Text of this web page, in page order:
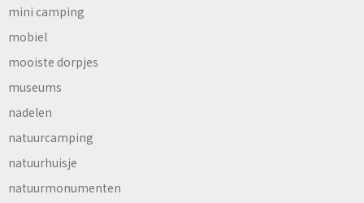
mini camping
mobiel
mooiste dorpjes
museums
nadelen
natuurcamping
natuurhuisje
natuurmonumenten